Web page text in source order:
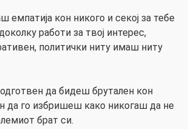
емпатија кон никого и секој за тебе
работи за твој интерес,
политички ниту имаш ниту
да бидеш брутален кон
да го избришеш како никогаш да не
брат си.